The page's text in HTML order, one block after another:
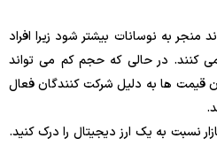
منجر به نوسانات بیشتر شود زیرا افراد
کنند. در حالی که حجم کم می تواند
قیمت ها به دلیل شرکت کنندگان فعال
نسبت به یک ارز دیجیتال را درک کنید.